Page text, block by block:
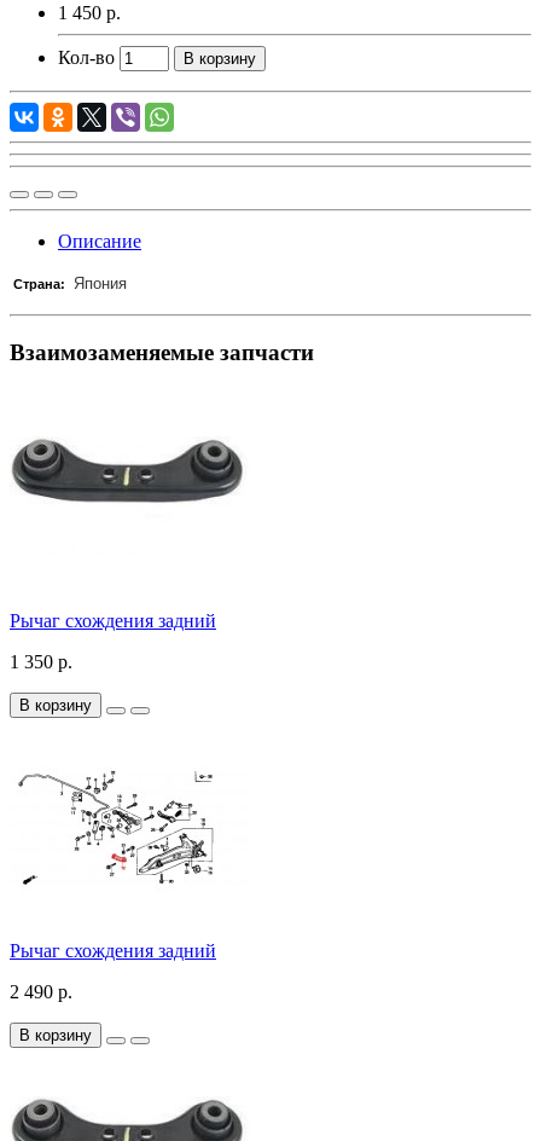
1 450 р.
Кол-во В корзину
Описание
Страна: Япония
Взаимозаменяемые запчасти
Рычаг схождения задний
1 350 р.
В корзину
Рычаг схождения задний
2 490 р.
В корзину